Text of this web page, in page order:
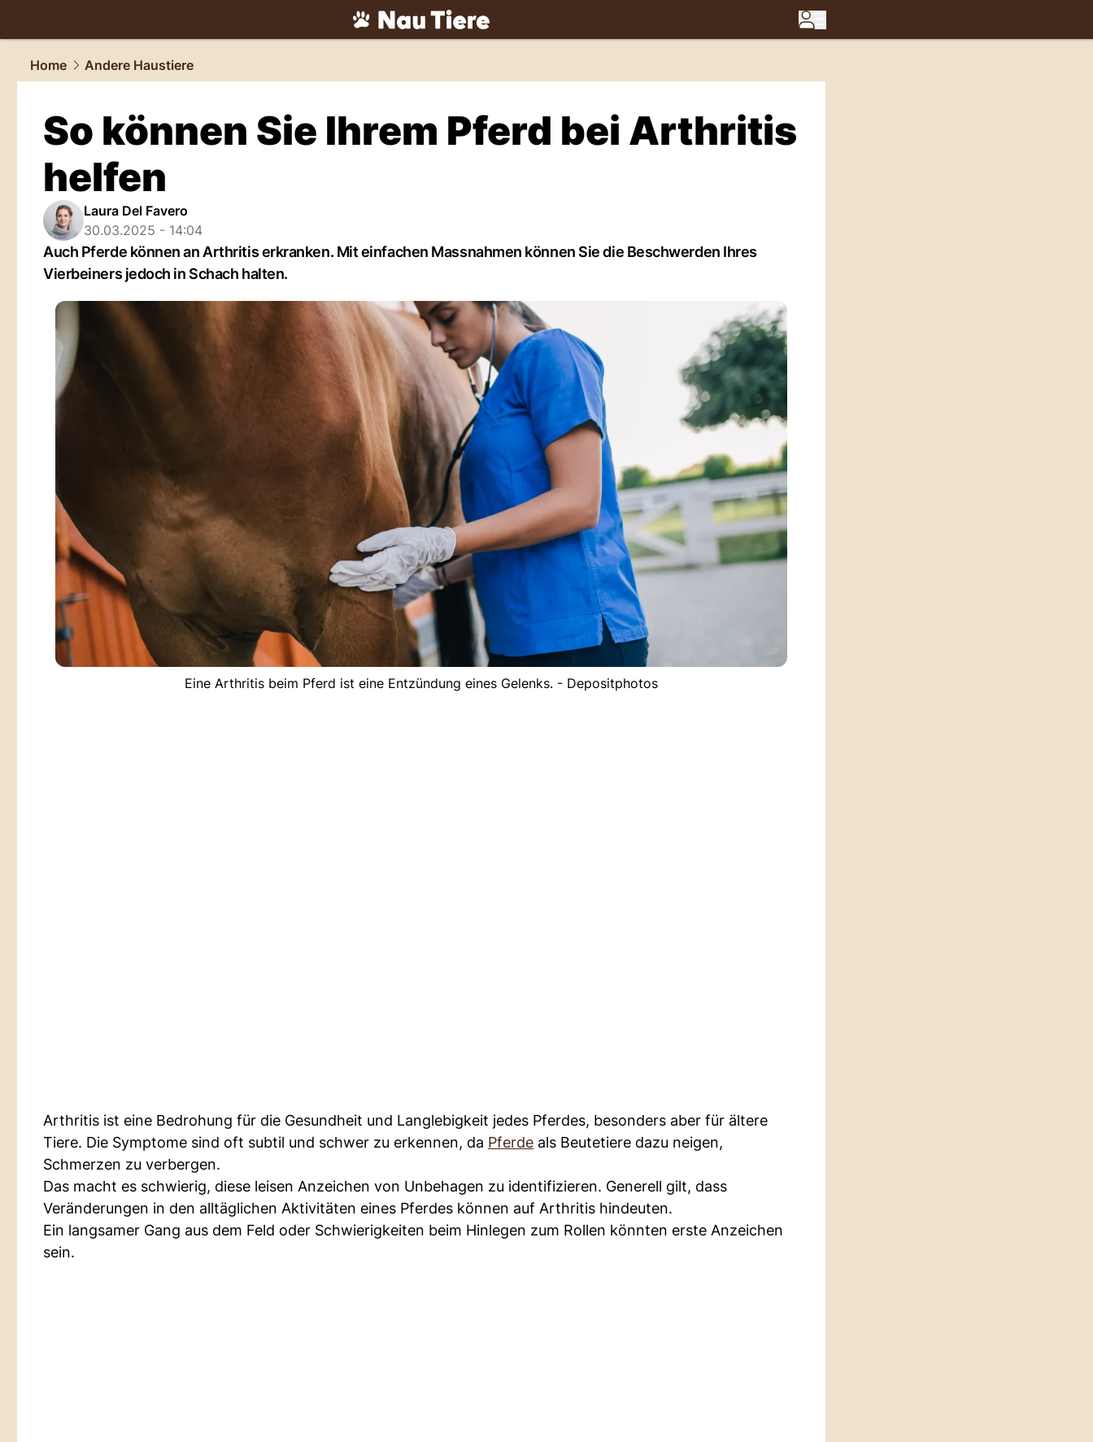
tiere.NAU.ch
Home
Andere Haustiere
So können Sie Ihrem Pferd bei Arthritis
helfen
Laura Del Favero
30.03.2025 - 14:04
Auch Pferde können an Arthritis erkranken. Mit einfachen Massnahmen können Sie die Beschwerden Ihres
Vierbeiners jedoch in Schach halten.
Eine Arthritis beim Pferd ist eine Entzündung eines Gelenks. - Depositphotos
Arthritis ist eine Bedrohung für die Gesundheit und Langlebigkeit jedes Pferdes, besonders aber für ältere
Tiere. Die Symptome sind oft subtil und schwer zu erkennen, da Pferde als Beutetiere dazu neigen,
Schmerzen zu verbergen.
Das macht es schwierig, diese leisen Anzeichen von Unbehagen zu identifizieren. Generell gilt, dass
Veränderungen in den alltäglichen Aktivitäten eines Pferdes können auf Arthritis hindeuten.
Ein langsamer Gang aus dem Feld oder Schwierigkeiten beim Hinlegen zum Rollen könnten erste Anzeichen
sein.